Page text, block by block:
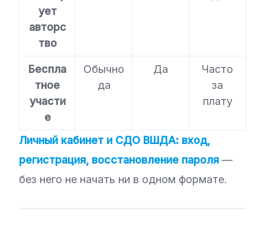
ует
авторс
тво
Беспла
тное
участи
е
Обычно
да
Да
Часто
за
плату
Личный кабинет и СДО ВШДА: вход,
регистрация, восстановление пароля —
без него не начать ни в одном формате.